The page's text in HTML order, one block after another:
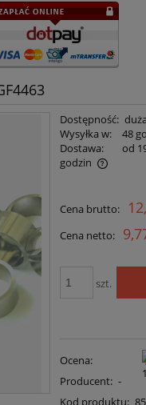
Dostępność:
Wysyłka w:
48
Dostawa:
od
godzin
kosztów
Cena brutto:
Cena netto:
szt.
Ocena:
Producent: -
Kod produktu: